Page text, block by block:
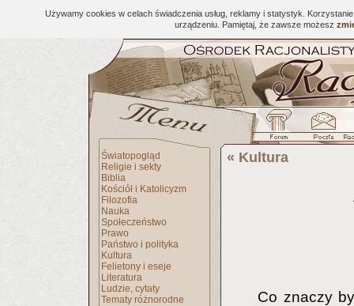
Używamy cookies w celach świadczenia usług, reklamy i statystyk.
urządzeniu. Pamiętaj, że zawsze możesz
Światopogląd
Religie i sekty
Biblia
Kościół i Katolicyzm
Filozofia
Nauka
Społeczeństwo
Prawo
Państwo i polityka
Kultura
Felietony i eseje
Literatura
Ludzie, cytaty
Tematy różnorodne
« Kultura
Co znaczy